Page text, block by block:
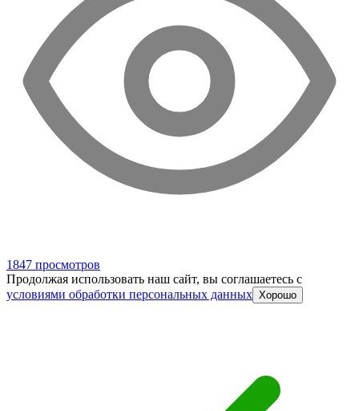
1847 просмотров
Продолжая использовать наш сайт, вы соглашаетесь c
условиями обработки персональных данных Хорошо